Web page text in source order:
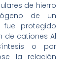
de hierro
de un
protegido
de cationes Al
o por
la relación